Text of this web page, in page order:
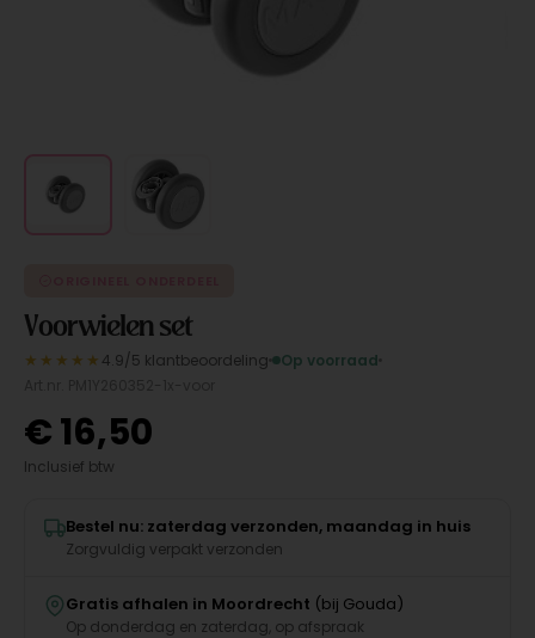
Voorwielen set
★★★★★ 4.9/5 klantbeoordeling
Op voorraad
€16,50
Inclusief btw
Bestel nu: zaterdag verzonden, maandag in huis
Zorgvuldig verpakt verzonden
Gratis afhalen in Moordrecht (bij Gouda)
Op donderdag en zaterdag, op afspraak